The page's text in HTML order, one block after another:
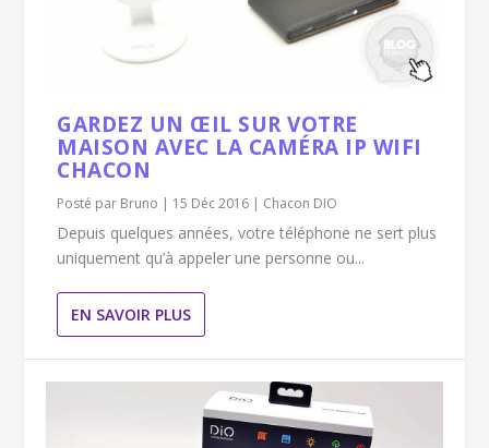
GARDEZ UN ŒIL SUR VOTRE
MAISON AVEC LA CAMÉRA IP WIFI
CHACON
Posté par Bruno | 15 Déc 2016 | Chacon DIO
Depuis quelques années, votre téléphone ne sert plus
uniquement qu’à appeler une personne ou...
EN SAVOIR PLUS